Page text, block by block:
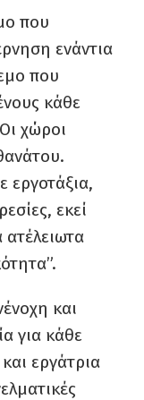
που
ενάντια
που
κάθε
χώροι
εργοτάξια,
εκεί
και
για κάθε
εργάτρια